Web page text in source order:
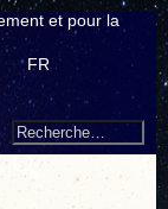
et pour la
FR
Search
Recherche